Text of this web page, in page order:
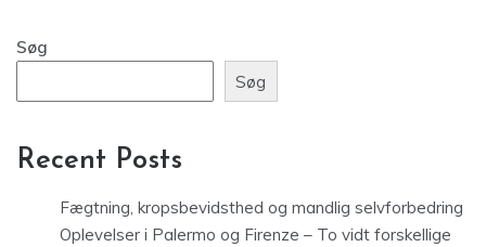
Søg
Søg
Recent Posts
Fægtning, kropsbevidsthed og mandlig selvforbedring
Oplevelser i Palermo og Firenze – To vidt forskellige